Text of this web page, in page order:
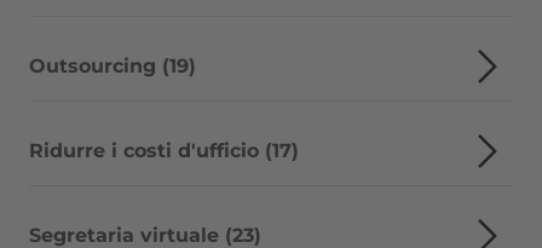
Outsourcing (19)
Ridurre i costi d'ufficio (17)
Segretaria virtuale (23)